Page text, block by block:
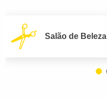
Salão de Beleza